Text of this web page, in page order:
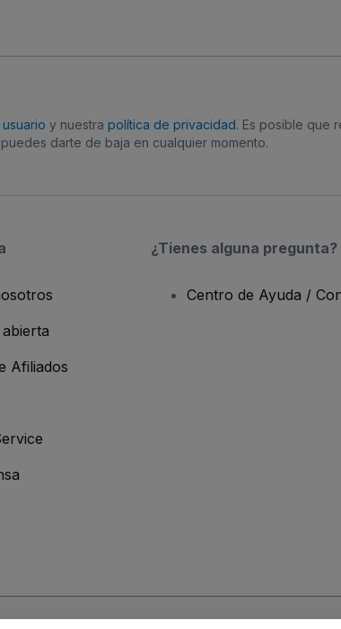
y nuestra política de privacidad. Es posible que
puedes darte de baja en cualquier momento.
Afiliados
¿Tienes alguna pregunta?
Centro de Ayuda /